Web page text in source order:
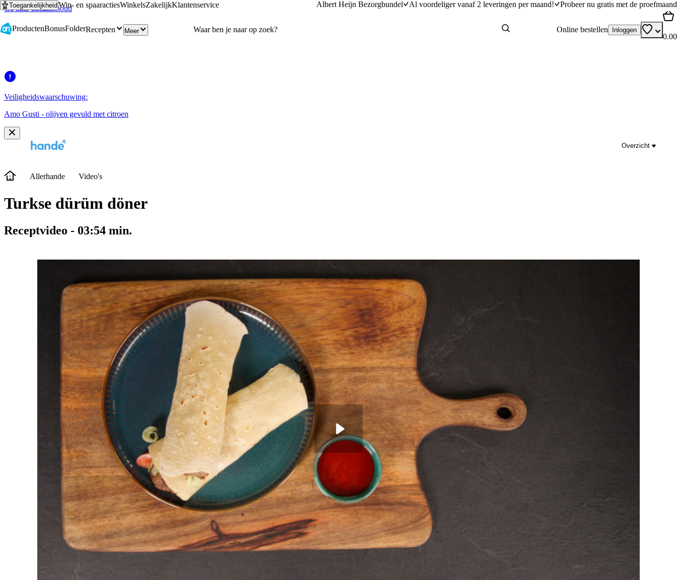
Ga naar hoofdinhoud
Ga naar zoeken
ToegankelijkheidWin- en spaaractiesWinkelsZakelijkKlantenservice Albert Heijn Bezorgbundel Al voordeliger vanaf 2 leveringen per maand! Probeer nu gratis met de proefmaand
ProductenBonusFolderRecepten Meer Online bestellen Inloggen
0.00
Veiligheidswaarschuwing:
Amo Gusti - olijven gevuld met citroen
Overzicht
Allerhande Video's
Turkse dürüm döner
Receptvideo - 03:54 min.